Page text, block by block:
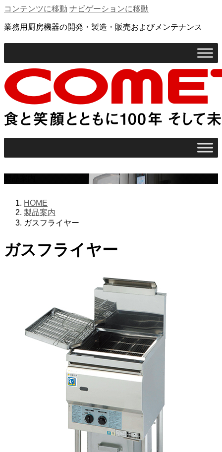
コンテンツに移動 ナビゲーションに移動
業務用厨房機器の開発・製造・販売およびメンテナンス
HOME
製品案内
ガスフライヤー
ガスフライヤー